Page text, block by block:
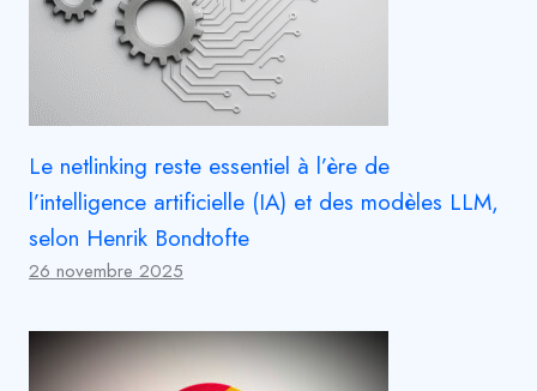
Le netlinking reste essentiel à l’ère de
l’intelligence artificielle (IA) et des modèles LLM,
selon Henrik Bondtofte
26 novembre 2025